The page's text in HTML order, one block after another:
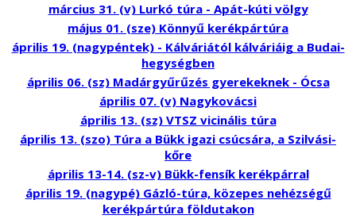
március 31. (v) Lurkó túra - Apát-kúti völgy
május 01. (sze) Könnyű kerékpártúra
április 19. (nagypéntek) - Kálváriától kálváriáig a Budai-
hegységben
április 06. (sz) Madárgyűrűzés gyerekeknek - Ócsa
április 07. (v) Nagykovácsi
április 13. (sz) VTSZ vicinális túra
április 13. (szo) Túra a Bükk igazi csúcsára, a Szilvási-
kőre
április 13-14. (sz-v) Bükk-fensík kerékpárral
április 19. (nagypé) Gázló-túra, közepes nehézségű
kerékpártúra földutakon